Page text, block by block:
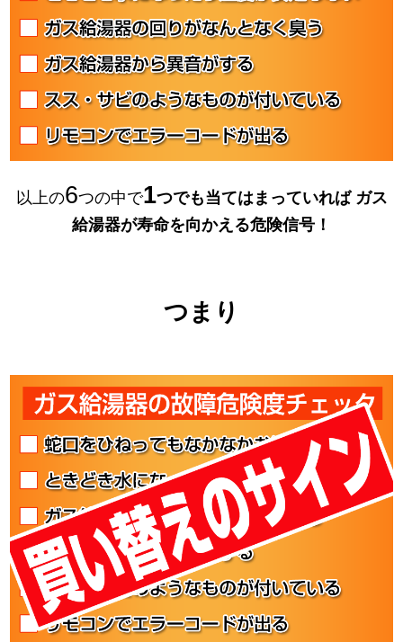
以上の6つの中で1つでも当てはまっていればガス
給湯器が寿命を向かえる危険信号！
つまり